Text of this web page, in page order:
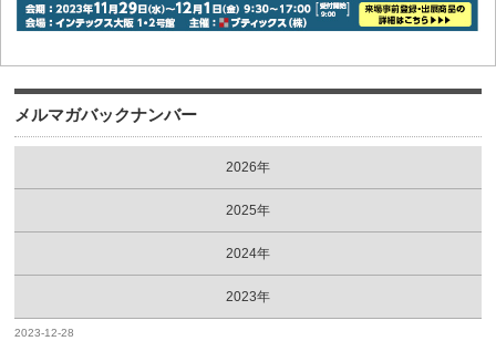
メルマガバックナンバー
2026年
2025年
2024年
2023年
2023-12-28